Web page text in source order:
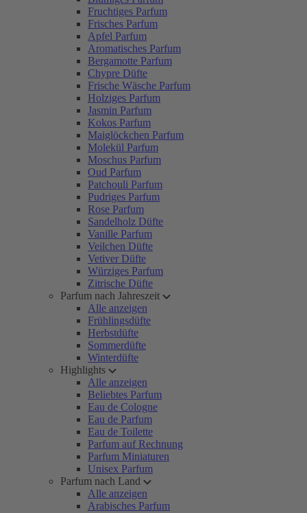
Fruchtiges Parfum
Frisches Parfum
Apfel Parfum
Aromatisches Parfum
Bergamotte Parfum
Chypre Düfte
Frische Wäsche Parfum
Holziges Parfum
Jasmin Parfum
Kokos Parfum
Maiglöckchen Parfum
Molekül Parfum
Moschus Parfum
Oud Parfum
Patchouli Parfum
Pudriges Parfum
Rose Parfum
Sandelholz Düfte
Vanille Parfum
Veilchen Düfte
Vetiver Düfte
Würziges Parfum
Zitrische Düfte
Parfum nach Jahreszeit
Alle anzeigen
Frühlingsdüfte
Herbstdüfte
Sommerdüfte
Winterdüfte
Highlights
Alle anzeigen
Beliebtes Parfum
Eau de Cologne
Eau de Parfum
Eau de Toilette
Parfum auf Rechnung
Parfum Miniaturen
Unisex Parfum
Parfum nach Land
Alle anzeigen
Arabisches Parfum